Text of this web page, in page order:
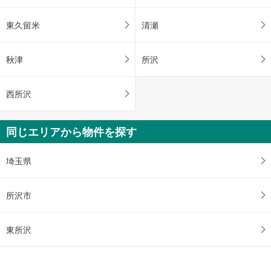
東久留米 清瀬
秋津 所沢
西所沢
同じエリアから物件を探す
埼玉県
所沢市
東所沢